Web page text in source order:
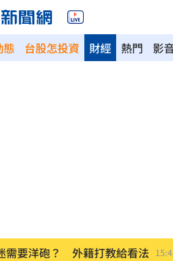
態 台股怎投資 熱門 影
財經
需要洋砲？ 外籍打教給看法